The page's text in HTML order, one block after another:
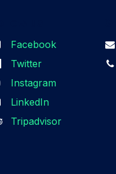
Facebook
Twitter
Instagram
LinkedIn
Tripadvisor